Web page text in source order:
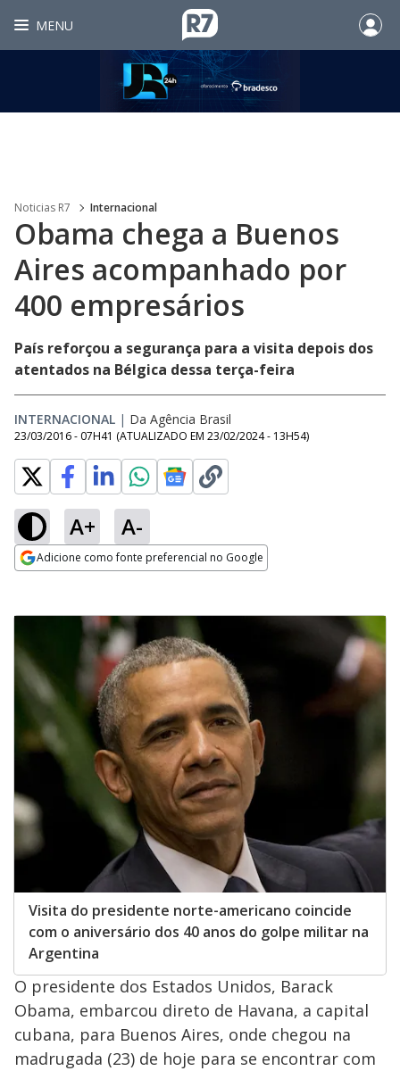
MENU
Noticias R7 Internacional
Obama chega a Buenos
Aires acompanhado por
400 empresários
País reforçou a segurança para a visita depois dos
atentados na Bélgica dessa terça-feira
INTERNACIONAL | Da Agência Brasil
23/03/2016 - 07H41 (ATUALIZADO EM 23/02/2024 - 13H54)
A+ A-
Adicione como fonte preferencial no Google
Visita do presidente norte-americano coincide
com o aniversário dos 40 anos do golpe militar na
Argentina
O presidente dos Estados Unidos, Barack
Obama, embarcou direto de Havana, a capital
cubana, para Buenos Aires, onde chegou na
madrugada (23) de hoje para se encontrar com